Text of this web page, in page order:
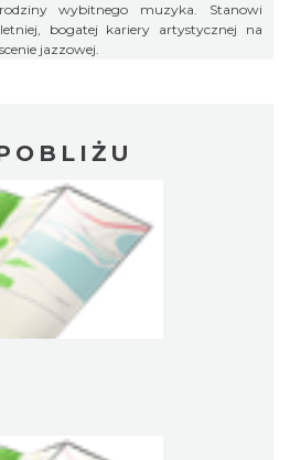
wybitnego muzyka. Stanowi
bogatej kariery artystycznej na
jazzowej.